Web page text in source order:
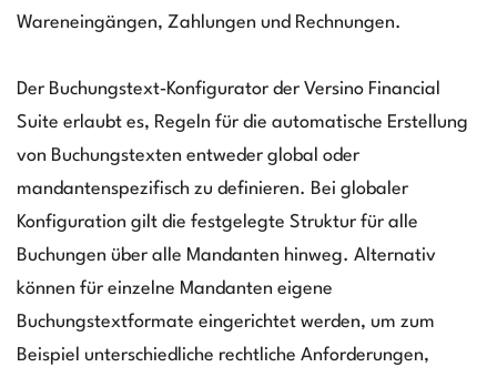
Wareneingängen, Zahlungen und Rechnungen.
Der Buchungstext‑Konfigurator der Versino Financial
Suite erlaubt es, Regeln für die automatische Erstellung
von Buchungstexten entweder global oder
mandantenspezifisch zu definieren. Bei globaler
Konfiguration gilt die festgelegte Struktur für alle
Buchungen über alle Mandanten hinweg. Alternativ
können für einzelne Mandanten eigene
Buchungstextformate eingerichtet werden, um zum
Beispiel unterschiedliche rechtliche Anforderungen,